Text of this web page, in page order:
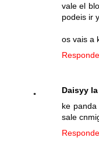
vale el
podeis ir
os vais a
Daisyy
ke
sale